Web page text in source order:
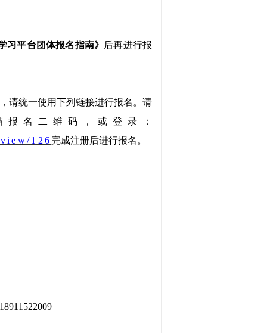
习平台团体报名指南》 后再进行报
请统一使用下列链接进行报名。请
报名二维码，或登录：
126 完成注册后进行报名。